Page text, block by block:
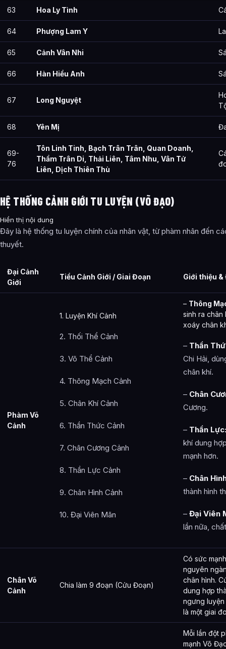
63 Hoa Ly Tình
64 Phượng Lam Y
65 Cảnh Vân Nhi
66 Hàn Hiểu Anh
67 Long Nguyệt
68 Yên Mị
69-
76
Tôn Linh Tinh, Bạch Trân Trân, Quan Doanh,
Thẩm Trân Di, Thải Liên, Tâm Nhu, Vân Tử
Liên, Dịch Thiên Thù
HỆ THỐNG CẢNH GIỚI TU LUYỆN (VÕ ĐẠO)
Hiển thị nội dung
Đây là hệ thống tu luyện chính của nhân vật, từ phàm nhân đến
thuyết.
Đại Cảnh
Giới
Tiểu Cảnh Giới / Giai Đoạn Giới thiệu
Phàm Võ
Cảnh
1. Luyện Khí Cảnh
2. Thối Thể Cảnh
3. Võ Thể Cảnh
4. Thông Mạch Cảnh
5. Chân Khí Cảnh
6. Thần Thức Cảnh
7. Chân Cương Cảnh
8. Thần Lực Cảnh
9. Chân Hình Cảnh
10. Đại Viên Mãn
– Thông
sinh ra chân
xoáy chân
– Thần
Chi Hải,
chân khí.
– Chân
Cương.
– Thần Lực:
khí dung
mạnh hơn.
– Chân
thành hình
– Đại Viên
lần nữa,
Chân Võ
Cảnh
Chia làm 9 đoạn (Cửu Đoạn)
Có sức
nguyên
chân hình.
dung hợp
ngưng luyện
là một giai
Mỗi lần đột
mạnh Võ